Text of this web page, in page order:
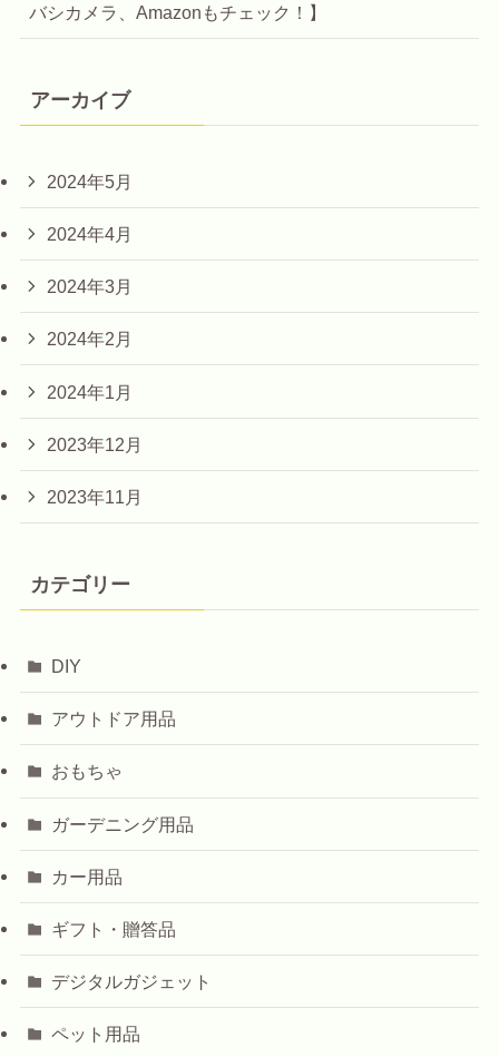
バシカメラ、Amazonもチェック！】
アーカイブ
2024年5月
2024年4月
2024年3月
2024年2月
2024年1月
2023年12月
2023年11月
カテゴリー
DIY
アウトドア用品
おもちゃ
ガーデニング用品
カー用品
ギフト・贈答品
デジタルガジェット
ペット用品